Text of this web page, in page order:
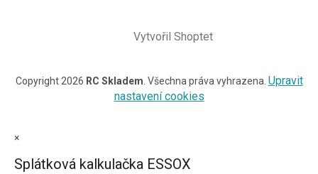
Vytvořil Shoptet
Copyright 2026 RC Skladem . Všechna práva vyhrazena. Upravit
nastavení cookies
×
Splátková kalkulačka ESSOX